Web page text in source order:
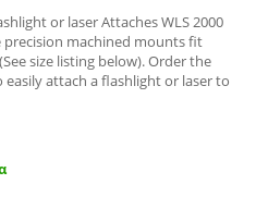
or laser Attaches WLS 2000
precision machined mounts fit
size listing below). Order the
attach a flashlight or laser to